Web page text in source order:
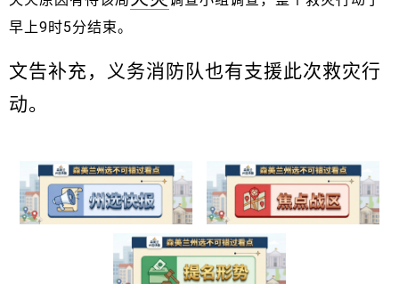
早上9时5分结束。
文告补充，义务消防队也有支援此次救灾行
动。